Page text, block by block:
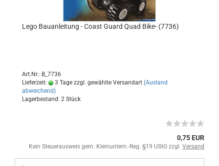
Lego Bauanleitung - Coast Guard Quad Bike- (7736)
Art.Nr.: B_7736
Lieferzeit:
3 Tage zzgl. gewählte Versandart (Ausland
abweichend)
Lagerbestand: 2 Stück
0,75 EUR
Kein Steuerausweis gem. Kleinuntern.-Reg. §19 UStG zzgl. Versand